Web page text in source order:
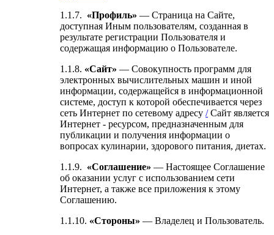
1.1.7. «Профиль» — Страница на Сайте,
доступная Иным пользователям, созданная в
результате регистрации Пользователя и
содержащая информацию о Пользователе.
1.1.8. «Сайт» — Совокупность программ для
электронных вычислительных машин и иной
информации, содержащейся в информационной
системе, доступ к которой обеспечивается через
сеть Интернет по сетевому адресу /Сайт является
Интернет - ресурсом, предназначенным для
публикации и получения информации о
вопросах кулинарии, здорового питания, диетах.
1.1.9. «Соглашение» — Настоящее Соглашение
об оказании услуг с использованием сети
Интернет, а также все приложения к этому
Соглашению.
1.1.10. «Стороны» — Владелец и Пользователь.